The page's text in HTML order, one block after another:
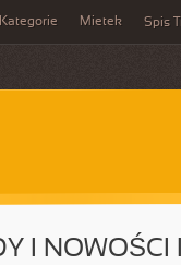
Kategorie Mietek Spis
I NOWOŚCI